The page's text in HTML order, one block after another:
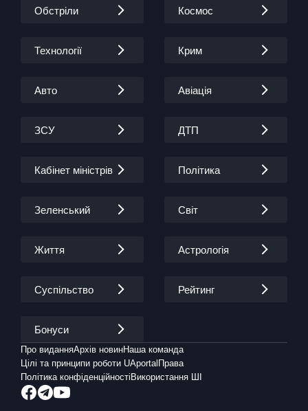
Обстріли Космос
Технології Крим
Авто Авіація
ЗСУ ДТП
Кабінет міністрів Політика
Зеленський Світ
Життя Астрологія
Суспільство Рейтинг
Бонуси
Про виданняАрхів новинНаша команда
Цілі та принципи роботи UAportal Права
Політика конфіденційності Використання ШІ